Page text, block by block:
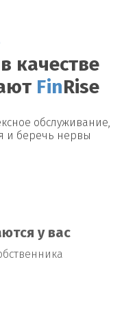
условий
заложенное имущество.
договорах
ставки в случае
качестве
Fin Rise
обслуживание,
и беречь нервы
у вас